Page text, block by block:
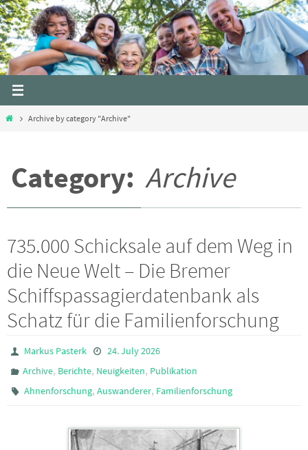
Skip
to
content
HomeArchive by category "Archive"
Category: Archive
735.000 Schicksale auf dem Weg in
die Neue Welt – Die Bremer
Schiffspassagierdatenbank als
Schatz für die Familienforschung
Markus Pasterk
24. July 2026
Archive, Berichte, Neuigkeiten, Publikation
Ahnenforschung,Auswanderer, Familienforschung